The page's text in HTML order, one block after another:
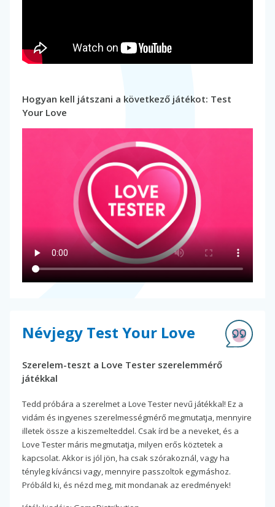
Hogyan kell játszani a következő játékot: Test
Your Love
Névjegy Test Your Love
Szerelem-teszt a Love Tester szerelemmérő
játékkal
Tedd próbára a szerelmet a Love Tester nevű játékkal! Ez a
vidám és ingyenes szerelmességmérő megmutatja, mennyire
illetek össze a kiszemelteddel. Csak írd be a neveket, és a
Love Tester máris megmutatja, milyen erős köztetek a
kapcsolat. Akkor is jól jön, ha csak szórakoznál, vagy ha
tényleg kíváncsi vagy, mennyire passzoltok egymáshoz.
Próbáld ki, és nézd meg, mit mondanak az eredmények!